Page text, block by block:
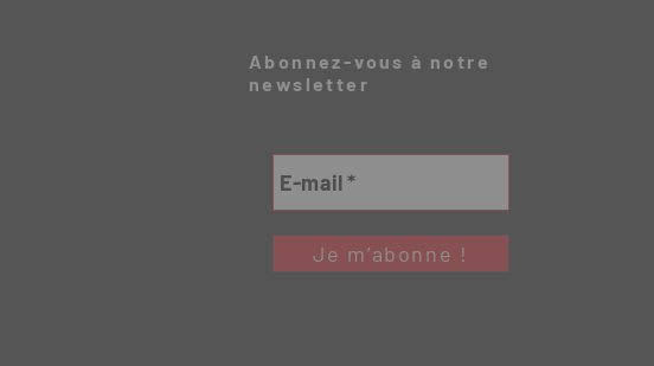
Abonnez-vous à notre
newsletter